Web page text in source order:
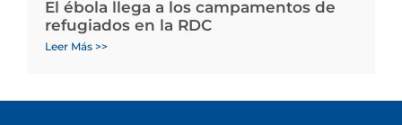
El ébola llega a los campamentos de
refugiados en la RDC
Leer Más >>